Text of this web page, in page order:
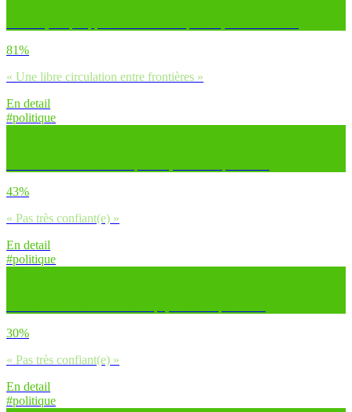
81%
« Une libre circulation entre frontières »
En detail
#politique
43%
« Pas très confiant(e) »
En detail
#politique
30%
« Pas très confiant(e) »
En detail
#politique